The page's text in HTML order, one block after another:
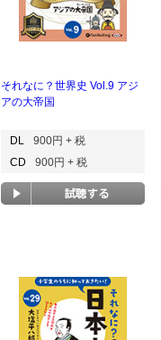
それなに？世界史 Vol.9 アジ
アの大帝国
DL
900円 + 税
CD
900円 + 税